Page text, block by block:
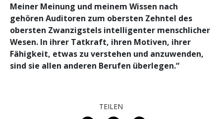
Meiner Meinung und meinem Wissen nach
gehören Auditoren zum obersten Zehntel des
obersten Zwanzigstels intelligenter menschlicher
Wesen. In ihrer Tatkraft, ihren Motiven, ihrer
Fähigkeit, etwas zu verstehen und anzuwenden,
sind sie allen anderen Berufen überlegen.“
TEILEN